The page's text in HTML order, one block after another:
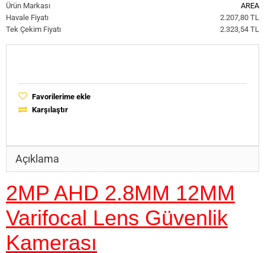
Ürün Markası
AREA
Havale Fiyatı
2.207,80 TL
Tek Çekim Fiyatı
2.323,54 TL
Favorilerime ekle
Karşılaştır
Açıklama
2MP AHD 2.8MM 12MM
Varifocal Lens Güvenlik
Kamerası